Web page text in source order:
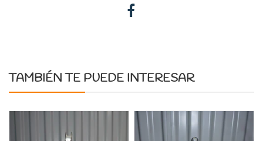
TAMBIÉN TE PUEDE INTERESAR